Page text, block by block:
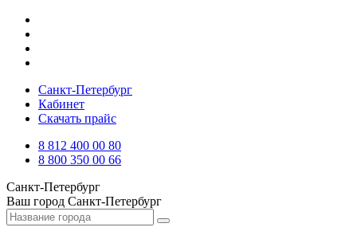
Санкт-Петербург
Кабинет
Скачать прайс
8 812 400 00 80
8 800 350 00 66
Санкт-Петербург
Ваш город Санкт-Петербург